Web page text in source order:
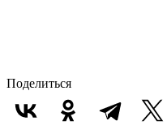
Поделиться